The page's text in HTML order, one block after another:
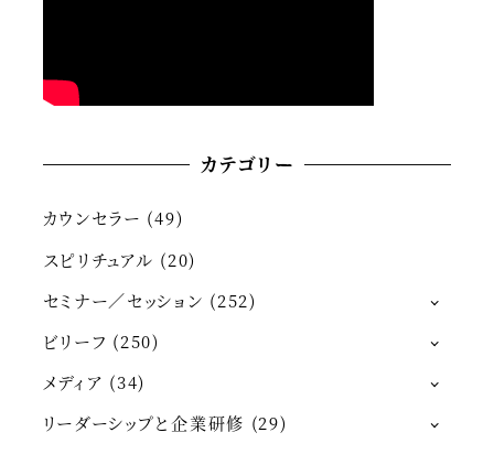
カテゴリー
カウンセラー (49)
スピリチュアル (20)
セミナー／セッション (252)
ビリーフ (250)
メディア (34)
リーダーシップと企業研修 (29)